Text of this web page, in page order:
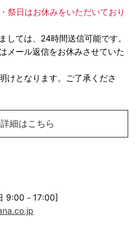
祭日はお休みをいただいており
しては、24時間送信可能です。
メール返信をお休みさせていた
けとなります。ご了承くださ
細はこちら
9:00－17:00]